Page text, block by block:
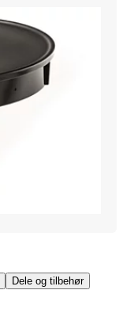
Dele og tilbehør